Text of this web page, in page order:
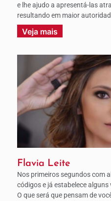
e lhe ajudo a apresentá-las
resultando em maior
Veja mais
Flavia Leite
Nos primeiros segundos com
códigos e já estabelece
O que será que pensam de